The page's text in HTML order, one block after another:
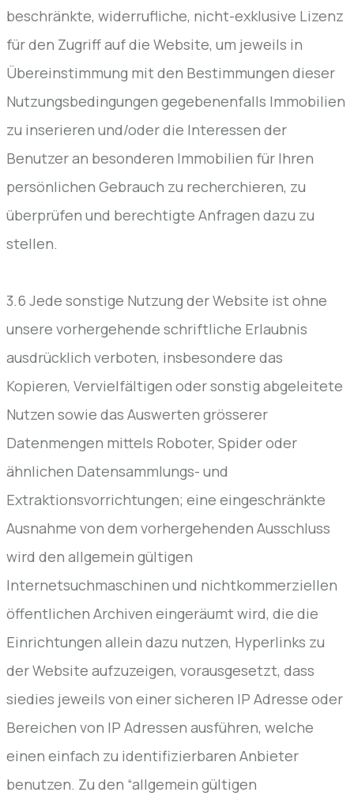
beschränkte, widerrufliche, nicht-exklusive Lizenz
für den Zugriff auf die Website, um jeweils in
Übereinstimmung mit den Bestimmungen dieser
Nutzungsbedingungen gegebenenfalls Immobilien
zu inserieren und/oder die Interessen der
Benutzer an besonderen Immobilien für Ihren
persönlichen Gebrauch zu recherchieren, zu
überprüfen und berechtigte Anfragen dazu zu
stellen.
3.6 Jede sonstige Nutzung der Website ist ohne
unsere vorhergehende schriftliche Erlaubnis
ausdrücklich verboten, insbesondere das
Kopieren, Vervielfältigen oder sonstig abgeleitete
Nutzen sowie das Auswerten grösserer
Datenmengen mittels Roboter, Spider oder
ähnlichen Datensammlungs- und
Extraktionsvorrichtungen; eine eingeschränkte
Ausnahme von dem vorhergehenden Ausschluss
wird den allgemein gültigen
Internetsuchmaschinen und nichtkommerziellen
öffentlichen Archiven eingeräumt wird, die die
Einrichtungen allein dazu nutzen, Hyperlinks zu
der Website aufzuzeigen, vorausgesetzt, dass
siedies jeweils von einer sicheren IP Adresse oder
Bereichen von IP Adressen ausführen, welche
einen einfach zu identifizierbaren Anbieter
benutzen. Zu den “allgemein gültigen